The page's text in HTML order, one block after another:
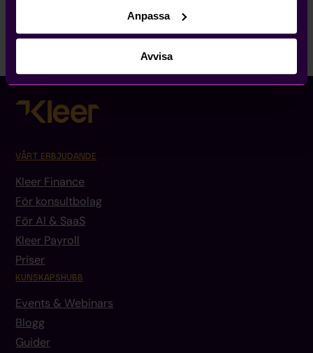
Anpassa
Avvisa
Kontakta oss här så återkopplar vi
VÅRT ERBJUDANDE
Kleer Finance
För konsultbolag
För AI & SaaS
Kleer Payroll
Priser
KUNSKAPSHUBB
Events & Webinars
Blogg
Guider